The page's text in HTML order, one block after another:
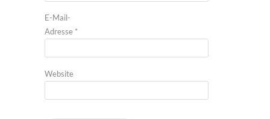
E-Mail-
Adresse *
Website